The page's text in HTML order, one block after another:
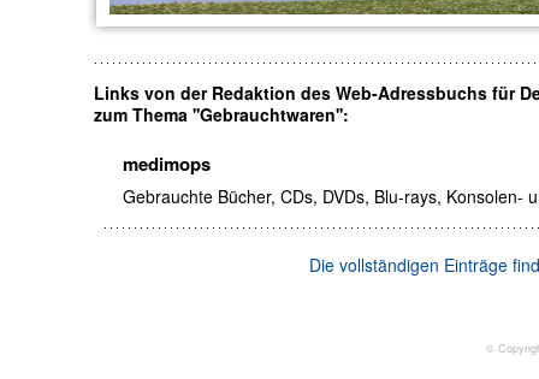
Links von der Redaktion des Web-Adressbuchs für
zum Thema ''Gebrauchtwaren'':
medimops
Gebrauchte Bücher, CDs, DVDs, Blu-rays, Konsolen-
Die vollständigen Einträge
©